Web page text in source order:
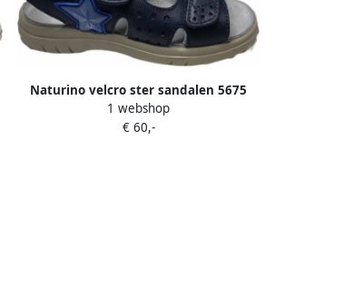
Naturino velcro ster sandalen 5675
navy
1 webshop
€ 60,-